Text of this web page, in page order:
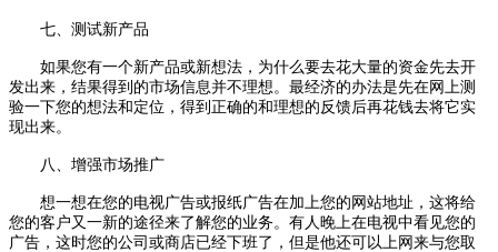
七、测试新产品
如果您有一个新产品或新想法，为什么要去花大量的资金先去开
发出来，结果得到的市场信息并不理想。最经济的办法是先在网上测
验一下您的想法和定位，得到正确的和理想的反馈后再花钱去将它实
现出来。
八、增强市场推广
想一想在您的电视广告或报纸广告在加上您的网站地址，这将给
您的客户又一新的途径来了解您的业务。有人晚上在电视中看见您的
广告，这时您的公司或商店已经下班了，但是他还可以上网来与您取